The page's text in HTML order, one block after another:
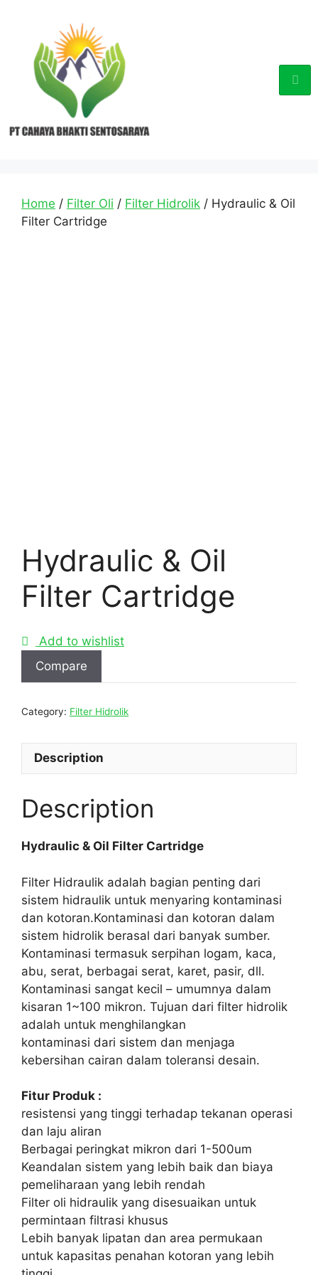
Home / Filter Oli / Filter Hidrolik / Hydraulic & Oil
Filter Cartridge
Hydraulic & Oil
Filter Cartridge
Add to wishlist
Compare
Category: Filter Hidrolik
Description
Description
Hydraulic & Oil Filter Cartridge
Filter Hidraulik adalah bagian penting dari
sistem hidraulik untuk menyaring kontaminasi
dan kotoran.Kontaminasi dan kotoran dalam
sistem hidrolik berasal dari banyak sumber.
Kontaminasi termasuk serpihan logam, kaca,
abu, serat, berbagai serat, karet, pasir, dll.
Kontaminasi sangat kecil – umumnya dalam
kisaran 1~100 mikron. Tujuan dari filter hidrolik
adalah untuk menghilangkan
kontaminasi dari sistem dan menjaga
kebersihan cairan dalam toleransi desain.
Fitur Produk :
resistensi yang tinggi terhadap tekanan operasi
dan laju aliran
Berbagai peringkat mikron dari 1-500um
Keandalan sistem yang lebih baik dan biaya
pemeliharaan yang lebih rendah
Filter oli hidraulik yang disesuaikan untuk
permintaan filtrasi khusus
Lebih banyak lipatan dan area permukaan
untuk kapasitas penahan kotoran yang lebih